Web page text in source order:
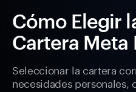
Cómo Elegir
Cartera Meta
Seleccionar la cartera
necesidades